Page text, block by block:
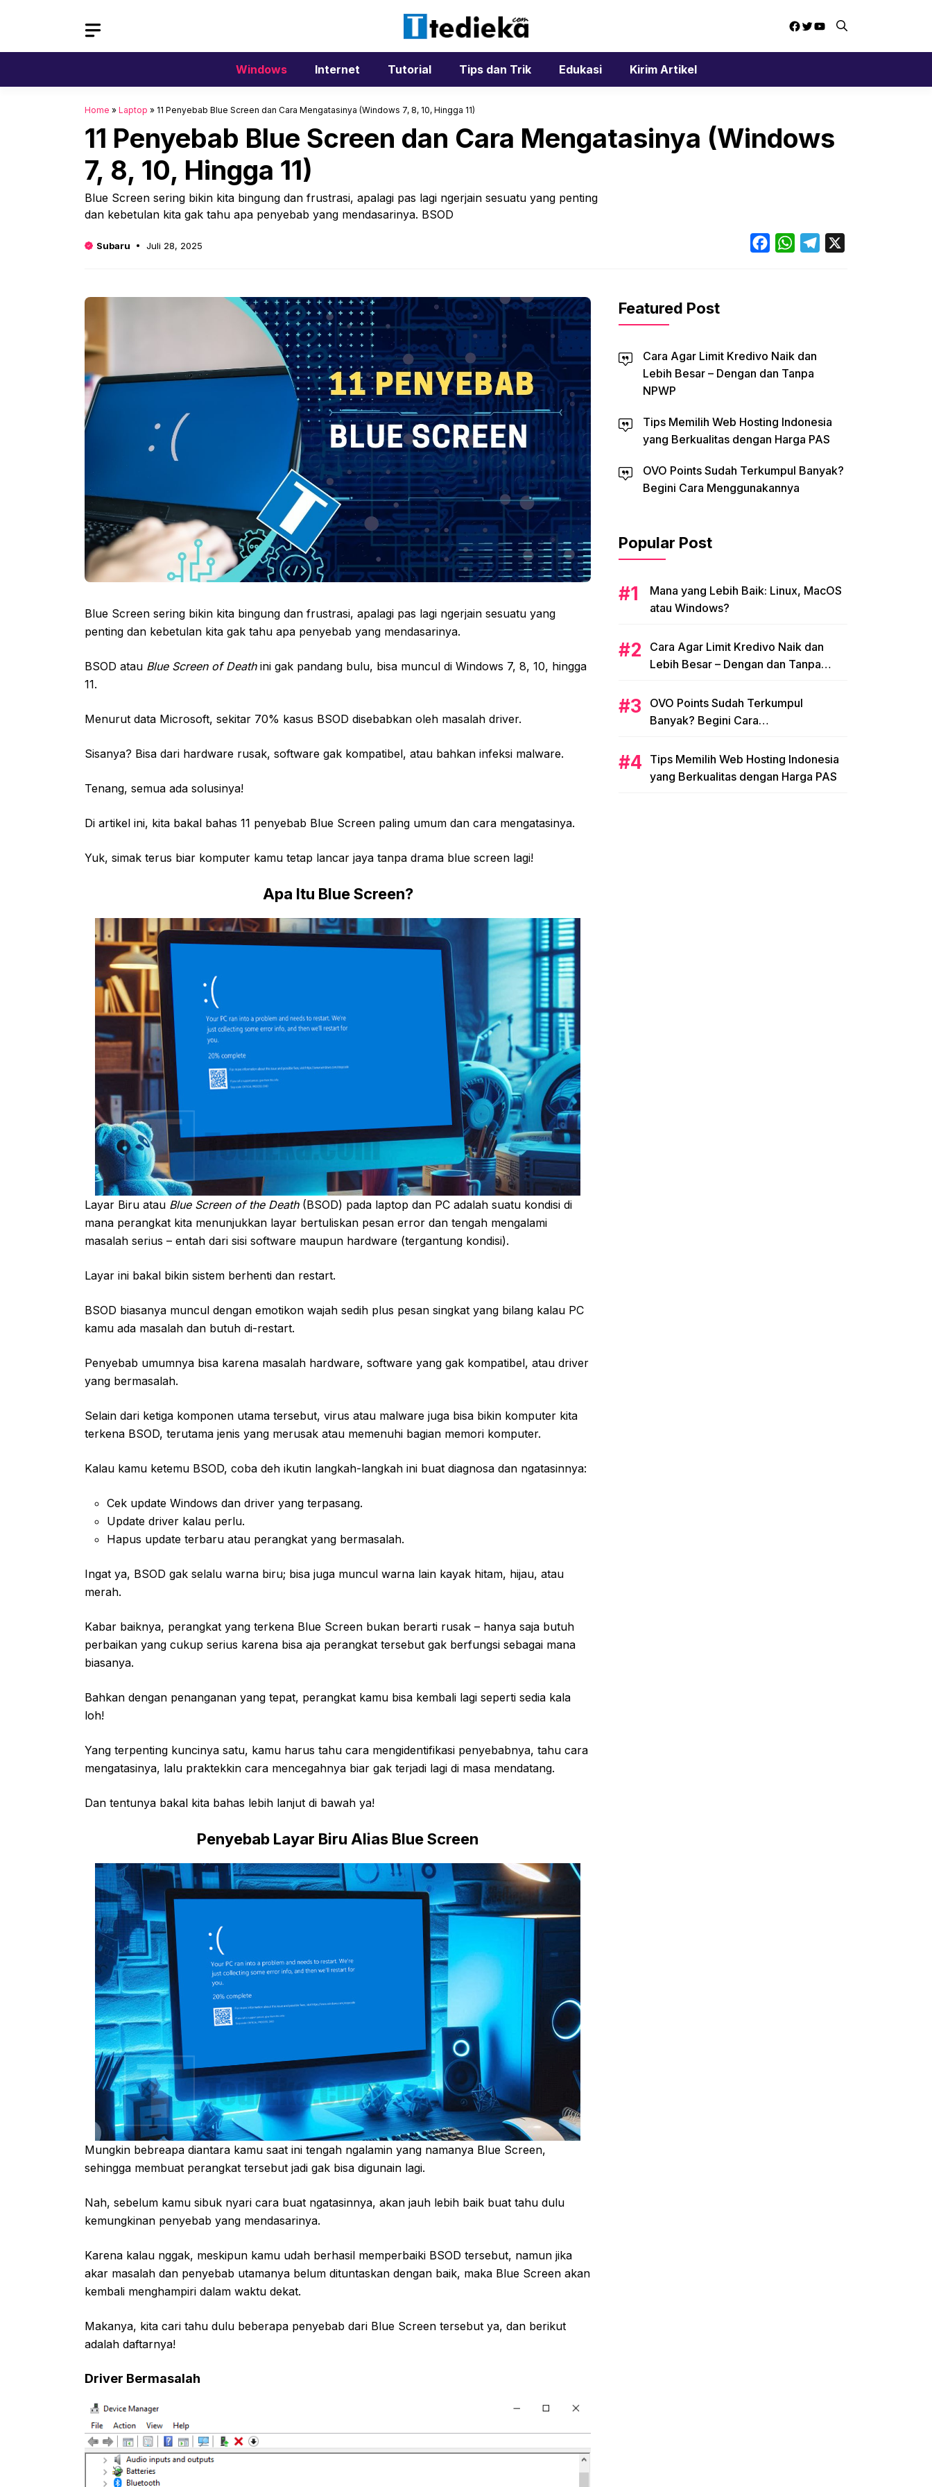
Facebook
Twitter
YouTube
Windows Internet Tutorial Tips dan Trik Edukasi Kirim Artikel
Home » Laptop » 11 Penyebab Blue Screen dan Cara Mengatasinya (Windows 7, 8, 10, Hingga 11)
11 Penyebab Blue Screen dan Cara Mengatasinya (Windows
7, 8, 10, Hingga 11)
Blue Screen sering bikin kita bingung dan frustrasi, apalagi pas lagi ngerjain sesuatu yang penting
dan kebetulan kita gak tahu apa penyebab yang mendasarinya. BSOD
Subaru Juli 28, 2025 FacebookWhatsAppTelegram
Blue Screen sering bikin kita bingung dan frustrasi, apalagi pas lagi ngerjain sesuatu yang
penting dan kebetulan kita gak tahu apa penyebab yang mendasarinya.
BSOD atau Blue Screen of Deathini gak pandang bulu, bisa muncul di Windows 7, 8, 10, hingga
11.
Menurut data Microsoft, sekitar 70% kasus BSOD disebabkan oleh masalah driver.
Sisanya? Bisa dari hardware rusak, software gak kompatibel, atau bahkan infeksi malware.
Tenang, semua ada solusinya!
Di artikel ini, kita bakal bahas 11 penyebab Blue Screen paling umum dan cara mengatasinya.
Yuk, simak terus biar komputer kamu tetap lancar jaya tanpa drama blue screen lagi!
Apa Itu Blue Screen?
Layar Biru atau Blue Screen of the Death(BSOD) pada laptop dan PC adalah suatu kondisi di
mana perangkat kita menunjukkan layar bertuliskan pesan error dan tengah mengalami
masalah serius – entah dari sisi software maupun hardware (tergantung kondisi).
Layar ini bakal bikin sistem berhenti dan restart.
BSOD biasanya muncul dengan emotikon wajah sedih plus pesan singkat yang bilang kalau PC
kamu ada masalah dan butuh di-restart.
Penyebab umumnya bisa karena masalah hardware, software yang gak kompatibel, atau driver
yang bermasalah.
Selain dari ketiga komponen utama tersebut, virus atau malware juga bisa bikin komputer kita
terkena BSOD, terutama jenis yang merusak atau memenuhi bagian memori komputer.
Kalau kamu ketemu BSOD, coba deh ikutin langkah-langkah ini buat diagnosa dan ngatasinnya:
Cek update Windows dan driver yang terpasang.
Update driver kalau perlu.
Hapus update terbaru atau perangkat yang bermasalah.
Ingat ya, BSOD gak selalu warna biru; bisa juga muncul warna lain kayak hitam, hijau, atau
merah.
Kabar baiknya, perangkat yang terkena Blue Screen bukan berarti rusak – hanya saja butuh
perbaikan yang cukup serius karena bisa aja perangkat tersebut gak berfungsi sebagai mana
biasanya.
Bahkan dengan penanganan yang tepat, perangkat kamu bisa kembali lagi seperti sedia kala
loh!
Yang terpenting kuncinya satu, kamu harus tahu cara mengidentifikasi penyebabnya, tahu cara
mengatasinya, lalu praktekkin cara mencegahnya biar gak terjadi lagi di masa mendatang.
Dan tentunya bakal kita bahas lebih lanjut di bawah ya!
Penyebab Layar Biru Alias Blue Screen
Mungkin bebreapa diantara kamu saat ini tengah ngalamin yang namanya Blue Screen,
sehingga membuat perangkat tersebut jadi gak bisa digunain lagi.
Nah, sebelum kamu sibuk nyari cara buat ngatasinnya, akan jauh lebih baik buat tahu dulu
kemungkinan penyebab yang mendasarinya.
Karena kalau nggak, meskipun kamu udah berhasil memperbaiki BSOD tersebut, namun jika
akar masalah dan penyebab utamanya belum dituntaskan dengan baik, maka Blue Screen akan
kembali menghampiri dalam waktu dekat.
Makanya, kita cari tahu dulu beberapa penyebab dari Blue Screen tersebut ya, dan berikut
adalah daftarnya!
Driver Bermasalah
Featured Post
Cara Agar Limit Kredivo Naik dan
Lebih Besar – Dengan dan Tanpa
NPWP
Tips Memilih Web Hosting Indonesia
yang Berkualitas dengan Harga PAS
OVO Points Sudah Terkumpul Banyak?
Begini Cara Menggunakannya
Popular Post
Mana yang Lebih Baik: Linux, MacOS
atau Windows?
Cara Agar Limit Kredivo Naik dan
Lebih Besar – Dengan dan Tanpa
OVO Points Sudah Terkumpul
Banyak? Begini Cara
Tips Memilih Web Hosting Indonesia
yang Berkualitas dengan Harga PAS